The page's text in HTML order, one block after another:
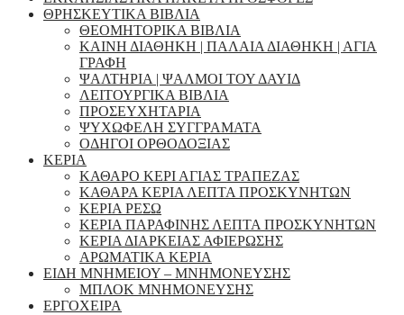
ΘΡΗΣΚΕΥΤΙΚΑ ΒΙΒΛΙΑ
ΘΕΟΜΗΤΟΡΙΚΑ ΒΙΒΛΙΑ
ΚΑΙΝΗ ΔΙΑΘΗΚΗ | ΠΑΛΑΙΑ ΔΙΑΘΗΚΗ | ΑΓΙΑ
ΓΡΑΦΗ
ΨΑΛΤΗΡΙΑ | ΨΑΛΜΟΙ ΤΟΥ ΔΑΥΙΔ
ΛΕΙΤΟΥΡΓΙΚΑ ΒΙΒΛΙΑ
ΠΡΟΣΕΥΧΗΤΑΡΙΑ
ΨΥΧΩΦΕΛΗ ΣΥΓΓΡΑΜΑΤΑ
ΟΔΗΓΟΙ ΟΡΘΟΔΟΞΙΑΣ
ΚΕΡΙΑ
ΚΑΘΑΡΟ ΚΕΡΙ ΑΓΙΑΣ ΤΡΑΠΕΖΑΣ
ΚΑΘΑΡΑ ΚΕΡΙΑ ΛΕΠΤΑ ΠΡΟΣΚΥΝΗΤΩΝ
ΚΕΡΙΑ ΡΕΣΩ
ΚΕΡΙΑ ΠΑΡΑΦΙΝΗΣ ΛΕΠΤΑ ΠΡΟΣΚΥΝΗΤΩΝ
ΚΕΡΙΑ ΔΙΑΡΚΕΙΑΣ ΑΦΙΕΡΩΣΗΣ
ΑΡΩΜΑΤΙΚΑ ΚΕΡΙΑ
ΕΙΔΗ ΜΝΗΜΕΙΟΥ – ΜΝΗΜΟΝΕΥΣΗΣ
ΜΠΛΟΚ ΜΝΗΜΟΝΕΥΣΗΣ
ΕΡΓΟΧΕΙΡΑ